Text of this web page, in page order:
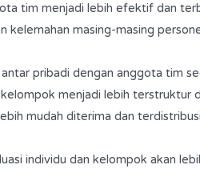
tim menjadi lebih efektif dan
kelemahan masing-masing
pribadi dengan anggota tim
menjadi lebih terstruktur
mudah diterima dan
individu dan kelompok akan